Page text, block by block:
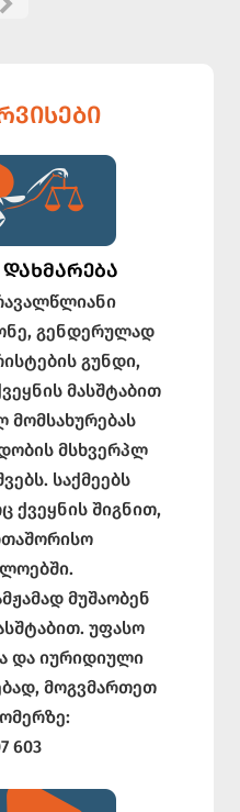
გენდერულად
გუნდი,
მასშტაბით
მსხვერპლ
საქმეებს
ქვეყნის შიგნით,
მუშაობენ
უფასო
და იურიდიული
მოგვმართეთ
603